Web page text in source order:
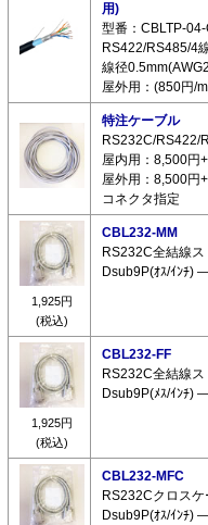
用)
型番：CBLTP-
RS422/RS485/4
線径
屋外用：(850円/
特注ケーブル
RS232C/RS422/
屋内用：8,500円
屋外用：8,500円
コネクタ指定
1,925円
(税込)
CBL232-MM
RS232C全結線
Dsub9P(ｵｽ/ｲﾝﾁ)
1,925円
(税込)
CBL232-FF
RS232C全結線
Dsub9P(ﾒｽ/ｲﾝﾁ)
CBL232-MFC
RS232Cクロス
Dsub9P(ｵｽ/ｲﾝﾁ)